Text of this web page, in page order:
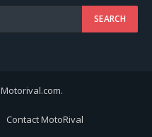
Motorival.com.
Contact MotoRival